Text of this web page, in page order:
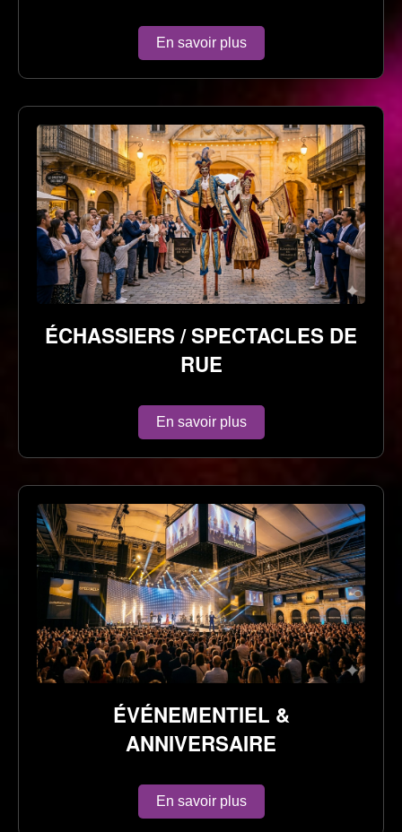
En savoir plus
ÉCHASSIERS / SPECTACLES DE
RUE
En savoir plus
ÉVÉNEMENTIEL &
ANNIVERSAIRE
En savoir plus